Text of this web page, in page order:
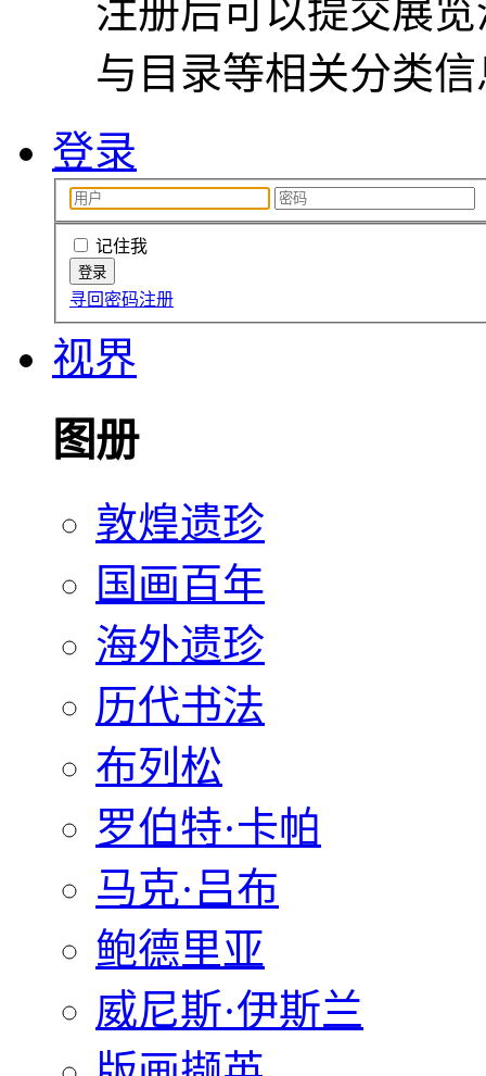
注册后可以提交展
与目录等相关分类
登录
记住我
寻回密码注册
视界
图册
敦煌遗珍
国画百年
海外遗珍
历代书法
布列松
罗伯特·卡帕
马克·吕布
鲍德里亚
威尼斯·伊斯兰